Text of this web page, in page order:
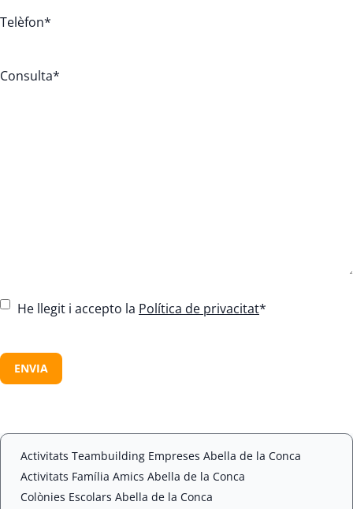
Telèfon*
Consulta*
C
s
e
*
He llegit i accepto la Política de privacitat*
A
P
H
Activitats Teambuilding Empreses Abella de la Conca
Activitats Família Amics Abella de la Conca
Colònies Escolars Abella de la Conca